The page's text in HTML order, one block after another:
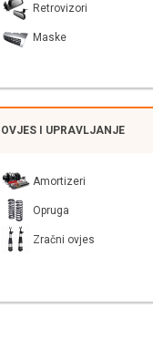
Retrovizori
Maske
OVJES I UPRAVLJANJE
Amortizeri
Opruga
Zračni ovjes